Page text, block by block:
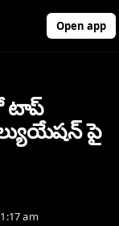
Open app
టాప్
పై
am